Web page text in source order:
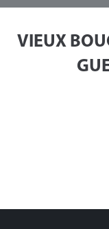
VIEUX